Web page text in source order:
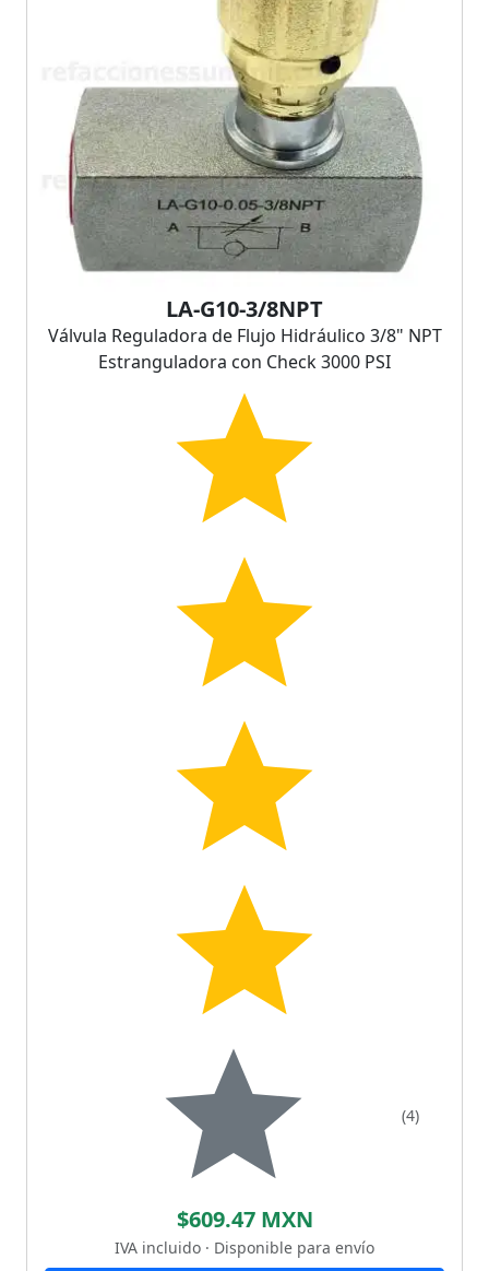
LA-G10-3/8NPT
Válvula Reguladora de Flujo Hidráulico 3/8" NPT
Estranguladora con Check 3000 PSI
(4)
$609.47 MXN
IVA incluido · Disponible para envío